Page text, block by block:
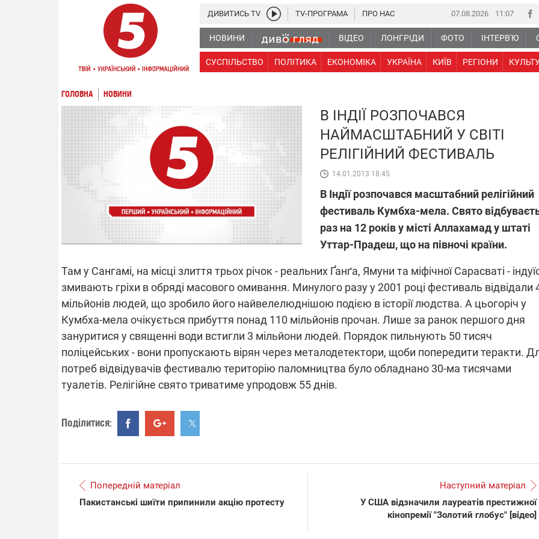
07.08.2026 11 07
НОВИНИ ВІДЕО ЛОНГРІДИ ФОТО ІНТЕРВ'Ю
СУСПІЛЬСТВО ПОЛІТИКА ЕКОНОМІКА УКРАЇНА КИЇВ РЕГІОНИ
ДИВИТИСЬ TV TV-ПРОГРАМА ПРО НАС
ГОЛОВНА НОВИНИ
В ІНДІЇ РОЗПОЧАВСЯ
НАЙМАСШТАБНИЙ У СВІТІ
РЕЛІГІЙНИЙ ФЕСТИВАЛЬ
14.01.2013 18:45
В Індії розпочався масштабний релігійний
фестиваль Кумбха-мела. Свято
раз на 12 років у місті Аллахамад у штаті
Уттар-Прадеш, що на півночі країни.
Там у Сангамі, на місці злиття трьох річок - реальних Ґанґа, Ямуни та міфічної Сарасваті -
змивають гріхи в обряді масового омивання. Минулого разу у 2001 році фестиваль відвідали
мільйонів людей, що зробило його найвелелюднішою подією в історії людства. А цьогоріч у
Кумбха-мела очікується прибуття понад 110 мільйонів прочан. Лише за ранок першого дня
зануритися у священні води встигли 3 мільйони людей. Порядок пильнують 50 тисяч
поліцейських - вони пропускають вірян через металодетектори, щоби попередити теракти.
потреб відвідувачів фестивалю територію паломництва було обладнано 30-ма тисячами
туалетів. Релігійне свято триватиме упродовж 55 днів.
Поділитися:
Попередній матеріал
Пакистанські шиїти припинили акцію протесту
Наступний матеріал
У США відзначили лауреатів престижної
кінопремії "Золотий глобус" [відео]
ВІДКЛЮЧЕННЯ СВІТЛА В УКРАЇНІ
Частина споживачів у чотирьох
областях залишається без світла після
російських обстрілів
Готуйте павербанки: через аномальну
спеку у серпні, можуть повернутися
ПЛІВКИ МІНДІЧА: СПРАВА
ОБОРУДОК ДРУГА
Нова підозра у справі Міндіча:
взялося за колишнього
Підтримай
11.08.2025 15:16
Працюють на
передовій: